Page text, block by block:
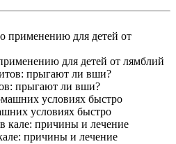
для детей от лямблий
прыгают ли вши?
условиях быстро
причины и лечение